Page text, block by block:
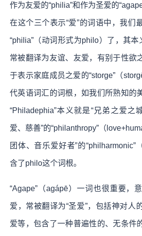
作为友爱的“philia”和作为圣爱的
在这个三个表示“爱”的词语中，我们
“philia”（动词形式为philo）了，其本
常被翻译为友谊、友爱，有别于性欲
于表示家庭成员之爱的“storge”（
代英语词汇的词根，如我们所熟知的
“Philadephia”本义就是“兄弟之爱之
爱、慈善”的“philanthropy”（
团体、音乐爱好者”的“philharmonic”
含了philo这个词根。
“Agape”（agápē）一词也很重要，
爱，常被翻译为“圣爱”，包括神对人
爱等，包含了一种普遍性的、无条件